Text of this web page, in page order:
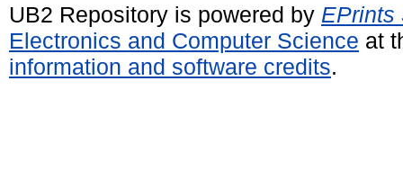
UB2 Repository is powered by EPrints
Electronics and Computer Science at
information and software credits.